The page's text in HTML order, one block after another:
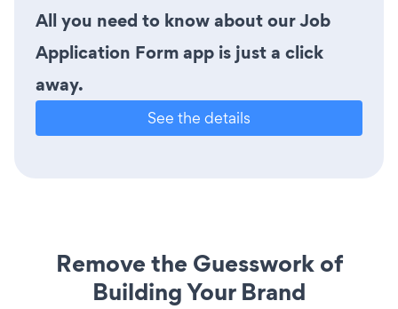
All you need to know about our Job
Application Form app is just a click
away.
See the details
Remove the Guesswork of
Building Your Brand